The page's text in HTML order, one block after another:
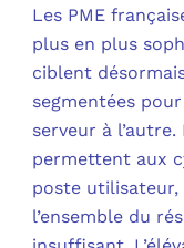
Les PME
plus en plus
ciblent
segmentées
serveur à
permettent aux
poste
l’ensemble du